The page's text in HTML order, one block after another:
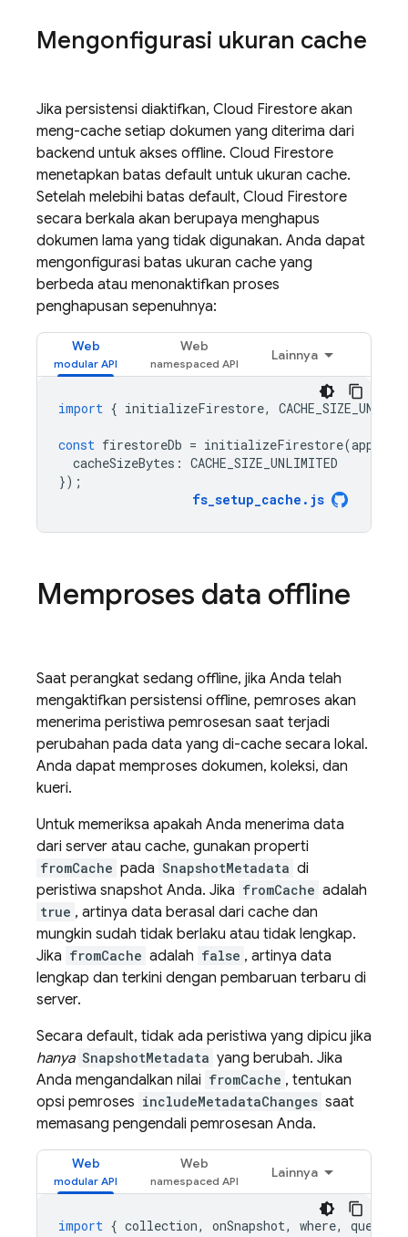
Mengonfigurasi ukuran cache
Jika persistensi diaktifkan, Cloud Firestore akan
meng-cache setiap dokumen yang diterima dari
backend untuk akses offline. Cloud Firestore
menetapkan batas default untuk ukuran cache.
Setelah melebihi batas default, Cloud Firestore
secara berkala akan berupaya menghapus
dokumen lama yang tidak digunakan. Anda dapat
mengonfigurasi batas ukuran cache yang
berbeda atau menonaktifkan proses
penghapusan sepenuhnya:
Web Web
Lainnya
import { initializeFirestore,
const firestoreDb = initializeFirestore(app
cacheSizeBytes : CACHE_SIZE_UNLIMITED
});
fs_setup_cache . js
Memproses data offline
Saat perangkat sedang offline, jika Anda telah
mengaktifkan persistensi offline, pemroses akan
menerima peristiwa pemrosesan saat terjadi
perubahan pada data yang di-cache secara lokal.
Anda dapat memproses dokumen, koleksi, dan
kueri.
Untuk memeriksa apakah Anda menerima data
dari server atau cache, gunakan properti
fromCache pada SnapshotMetadata di
peristiwa snapshot Anda. Jika fromCache adalah
true , artinya data berasal dari cache dan
mungkin sudah tidak berlaku atau tidak lengkap.
Jika fromCache adalah false , artinya data
lengkap dan terkini dengan pembaruan terbaru di
server.
Secara default, tidak ada peristiwa yang dipicu jika
hanya SnapshotMetadata yang berubah. Jika
Anda mengandalkan nilai fromCache , tentukan
opsi pemroses includeMetadataChanges saat
memasang pengendali pemrosesan Anda.
Web Web
Lainnya
import { collection, onSnapshot, where, query